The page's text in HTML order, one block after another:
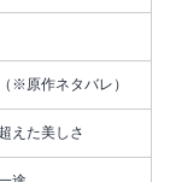
※原作ネタバレ）
えた美しさ